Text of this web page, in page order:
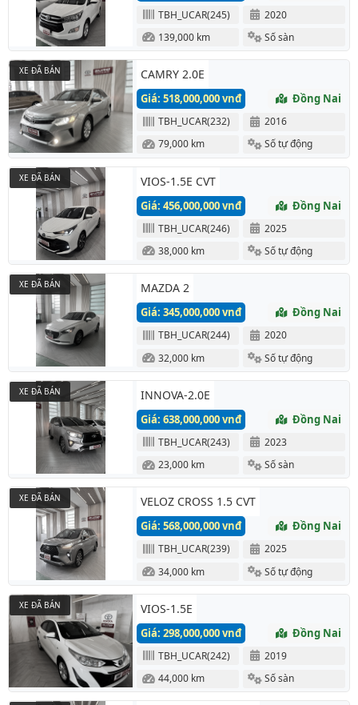
TBH_UCAR(245)
2020
139,000 km
Số sàn
CAMRY 2.0E
Giá: 518,000,000 vnđ Đồng Nai
TBH_UCAR(232)
2016
79,000 km
Số tự động
XE ĐÃ BÁN
VIOS-1.5E CVT
Giá: 456,000,000 vnđ Đồng Nai
TBH_UCAR(246)
2025
38,000 km
Số tự động
XE ĐÃ BÁN
MAZDA 2
Giá: 345,000,000 vnđ Đồng Nai
TBH_UCAR(244)
2020
32,000 km
Số tự động
XE ĐÃ BÁN
INNOVA-2.0E
Giá: 638,000,000 vnđ Đồng Nai
TBH_UCAR(243)
2023
23,000 km
Số sàn
XE ĐÃ BÁN
VELOZ CROSS 1.5 CVT
Giá: 568,000,000 vnđ Đồng Nai
TBH_UCAR(239)
2025
34,000 km
Số tự động
XE ĐÃ BÁN
VIOS-1.5E
Giá: 298,000,000 vnđ Đồng Nai
TBH_UCAR(242)
2019
44,000 km
Số sàn
XE ĐÃ BÁN